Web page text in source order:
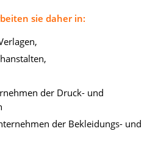
sie daher in:
der Druck- und
der Bekleidungs- und